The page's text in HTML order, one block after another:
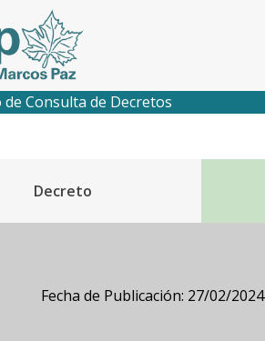
Consulta de Decretos
Decreto
Fecha de Publicación: 27/02/2024